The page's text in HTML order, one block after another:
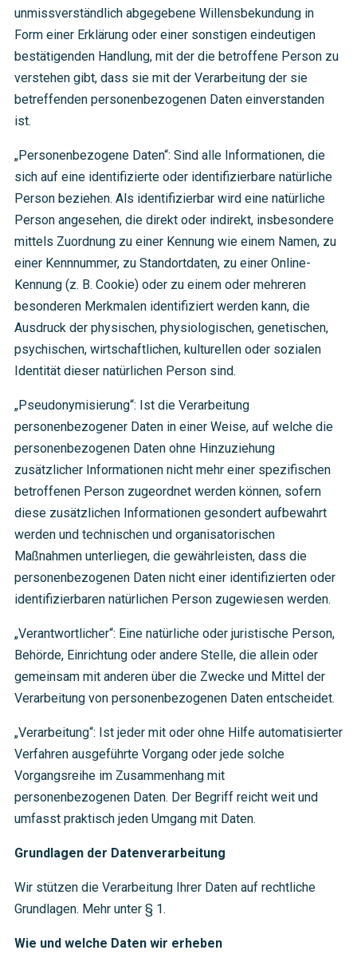
unmissverständlich abgegebene Willensbekundung in
Form einer Erklärung oder einer sonstigen eindeutigen
bestätigenden Handlung, mit der die betroffene Person zu
verstehen gibt, dass sie mit der Verarbeitung der sie
betreffenden personenbezogenen Daten einverstanden
ist.
„Personenbezogene Daten“: Sind alle Informationen, die
sich auf eine identifizierte oder identifizierbare natürliche
Person beziehen. Als identifizierbar wird eine natürliche
Person angesehen, die direkt oder indirekt, insbesondere
mittels Zuordnung zu einer Kennung wie einem Namen, zu
einer Kennnummer, zu Standortdaten, zu einer Online-
Kennung (z. B. Cookie) oder zu einem oder mehreren
besonderen Merkmalen identifiziert werden kann, die
Ausdruck der physischen, physiologischen, genetischen,
psychischen, wirtschaftlichen, kulturellen oder sozialen
Identität dieser natürlichen Person sind.
„Pseudonymisierung“: Ist die Verarbeitung
personenbezogener Daten in einer Weise, auf welche die
personenbezogenen Daten ohne Hinzuziehung
zusätzlicher Informationen nicht mehr einer spezifischen
betroffenen Person zugeordnet werden können, sofern
diese zusätzlichen Informationen gesondert aufbewahrt
werden und technischen und organisatorischen
Maßnahmen unterliegen, die gewährleisten, dass die
personenbezogenen Daten nicht einer identifizierten oder
identifizierbaren natürlichen Person zugewiesen werden.
„Verantwortlicher“: Eine natürliche oder juristische Person,
Behörde, Einrichtung oder andere Stelle, die allein oder
gemeinsam mit anderen über die Zwecke und Mittel der
Verarbeitung von personenbezogenen Daten entscheidet.
„Verarbeitung“: Ist jeder mit oder ohne Hilfe automatisierter
Verfahren ausgeführte Vorgang oder jede solche
Vorgangsreihe im Zusammenhang mit
personenbezogenen Daten. Der Begriff reicht weit und
umfasst praktisch jeden Umgang mit Daten.
Grundlagen der Datenverarbeitung
Wir stützen die Verarbeitung Ihrer Daten auf rechtliche
Grundlagen. Mehr unter § 1.
Wie und welche Daten wir erheben